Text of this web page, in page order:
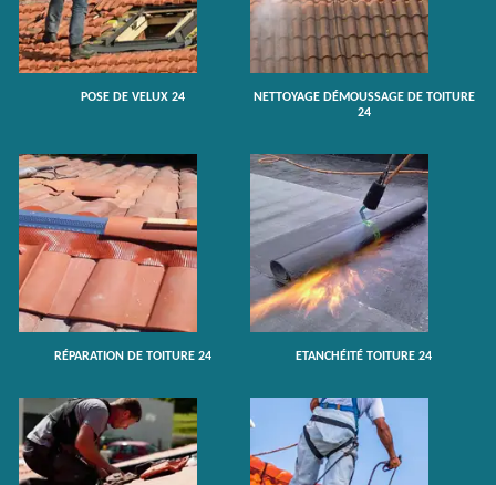
POSE DE VELUX 24
NETTOYAGE DÉMOUSSAGE DE TOITURE
24
RÉPARATION DE TOITURE 24 ETANCHÉITÉ TOITURE 24